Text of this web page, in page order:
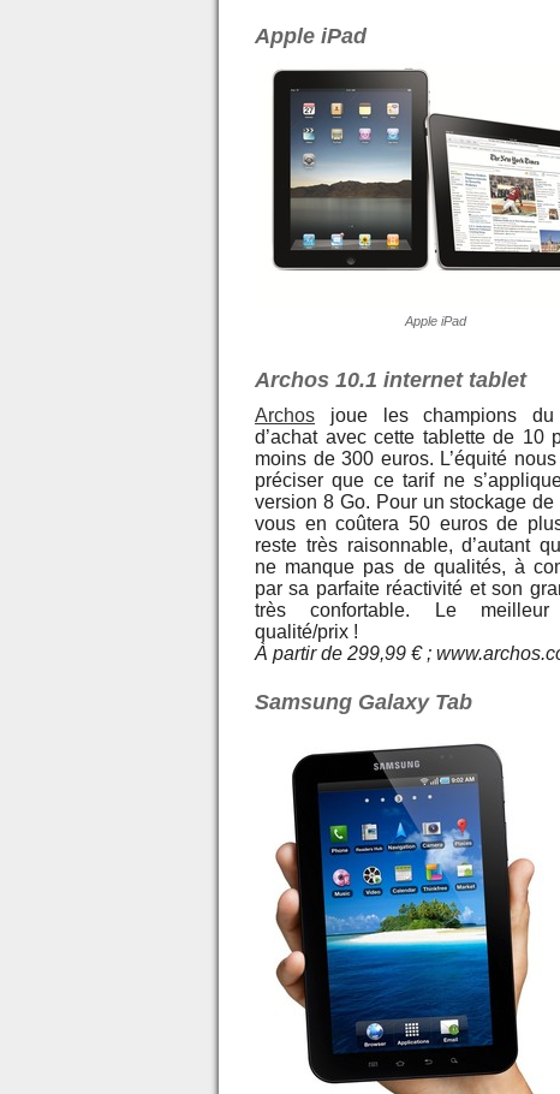
Apple iPad
Apple iPad
Archos 10.1 internet tablet
Archos joue les champions du
d’achat avec cette tablette de 10
moins de 300 euros. L’équité
préciser que ce tarif ne
version 8 Go. Pour un stockage de
vous en coûtera 50 euros de
reste très raisonnable, d’autant
ne manque pas de qualités, à
par sa parfaite réactivité et son
très confortable. Le meilleur
qualité/prix !
À partir de 299,99 € ;
Samsung Galaxy Tab